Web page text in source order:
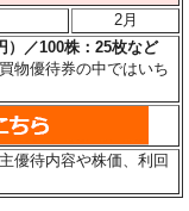
2月
）／100株：25枚など
物優待券の中ではいち
優待内容や株価、利回